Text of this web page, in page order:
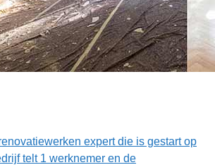
expert die is gestart op
telt 1 werknemer en de